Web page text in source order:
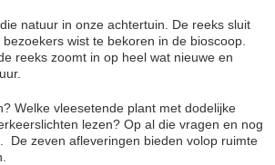
natuur in onze achtertuin. De reeks sluit
wist te bekoren in de bioscoop.
reeks zoomt in op heel wat nieuwe en
Welke vleesetende plant met dodelijke
lezen? Op al die vragen en nog
De zeven afleveringen bieden volop ruimte